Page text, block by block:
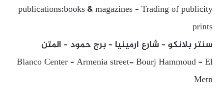
publications:books & magazines – Trading of publicity
prints
سنتر بلانكو – شارع ارمينيا – برج حمود – المتن
Blanco Center – Armenia street- Bourj Hammoud – El
Metn